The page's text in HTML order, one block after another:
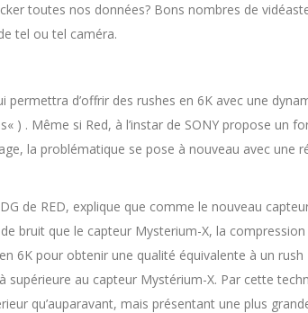
toutes nos données? Bons nombres de
tel ou tel caméra.
d’offrir des rushes en 6K avec une
« ) . Même si Red, à l’instar de SONY propose un
la problématique se pose à nouveau avec une
de RED, explique que comme le nouveau
bruit que le capteur Mysterium-X, la compression
6K pour obtenir une qualité équivalente à un rush
supérieure au capteur Mystérium-X. Par cette
qu’auparavant, mais présentant une plus